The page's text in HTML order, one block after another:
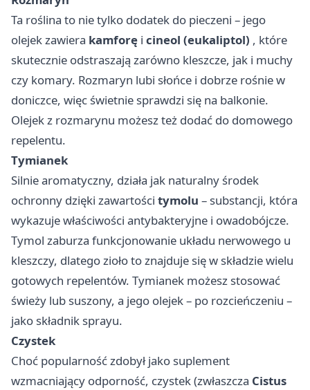
Ta roślina to nie tylko dodatek do pieczeni – jego
olejek zawiera kamforę i cineol (eukaliptol) , które
skutecznie odstraszają zarówno kleszcze, jak i muchy
czy komary. Rozmaryn lubi słońce i dobrze rośnie w
doniczce, więc świetnie sprawdzi się na balkonie.
Olejek z rozmarynu możesz też dodać do domowego
repelentu.
Tymianek
Silnie aromatyczny, działa jak naturalny środek
ochronny dzięki zawartości tymolu – substancji, która
wykazuje właściwości antybakteryjne i owadobójcze.
Tymol zaburza funkcjonowanie układu nerwowego u
kleszczy, dlatego zioło to znajduje się w składzie wielu
gotowych repelentów. Tymianek możesz stosować
świeży lub suszony, a jego olejek – po rozcieńczeniu –
jako składnik sprayu.
Czystek
Choć popularność zdobył jako suplement
wzmacniający odporność, czystek (zwłaszcza Cistus